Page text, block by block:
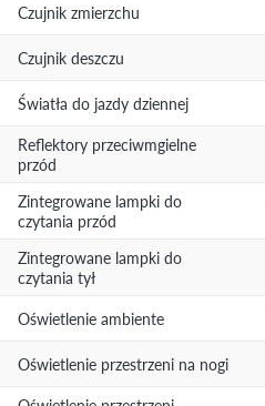
Czujnik zmierzchu
Czujnik deszczu
Światła do jazdy dziennej
Reflektory przeciwmgielne
przód
Zintegrowane lampki do
czytania przód
Zintegrowane lampki do
czytania tył
Oświetlenie ambiente
Oświetlenie przestrzeni na nogi